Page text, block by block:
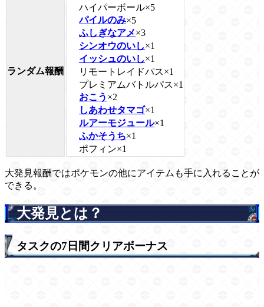
ランダム報酬
ハイパーボール×5
パイルのみ×5
ふしぎなアメ×3
シンオウのいし×1
イッシュのいし×1
リモートレイドパス×1
プレミアムバトルパス×1
おこう ×2
しあわせタマゴ×1
ルアーモジュール×1
ふかそうち×1
ポフィン×1
大発見報酬ではポケモンの他にアイテムも手に入れることが
できる。
大発見とは？
タスクの7日間クリアボーナス